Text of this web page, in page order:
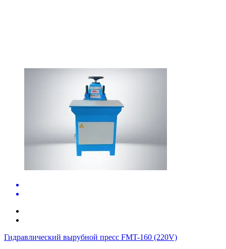
Гидравлический вырубной пресс FMT-160 (220V)